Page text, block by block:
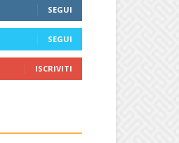
SEGUI
SEGUI
ISCRIVITI